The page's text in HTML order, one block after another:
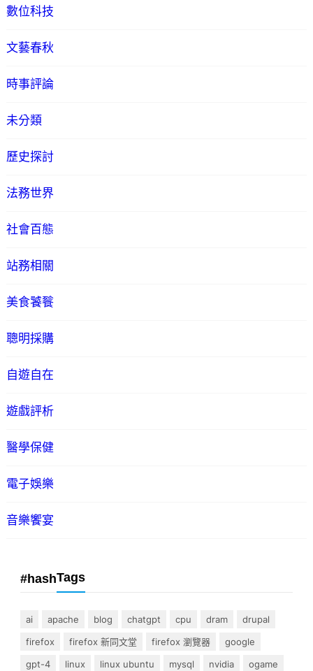
數位科技
文藝春秋
時事評論
未分類
歷史探討
法務世界
社會百態
站務相關
美食饕餮
聰明採購
自遊自在
遊戲評析
醫學保健
電子娛樂
音樂饗宴
#hashTags
ai apache blog chatgpt cpu dram
drupal
firefox
firefox 新同文堂 firefox 瀏覽器
google
gpt-4
linux linux ubuntu mysql nvidia
ogame